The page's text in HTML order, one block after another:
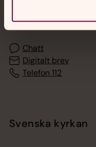
Akut samtals- och
med en präst på
Chatt
Digitalt brev
Telefon 112
Svenska kyrkan